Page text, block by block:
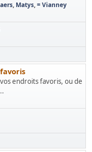
, Matys,= Vianney
endroits favoris, ou de